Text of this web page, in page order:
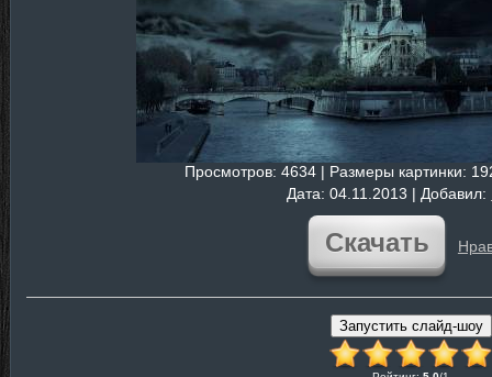
Просмотров: 4634 | Размеры картинки:
Дата: 04.11.2013 | Добавил:
Скачать